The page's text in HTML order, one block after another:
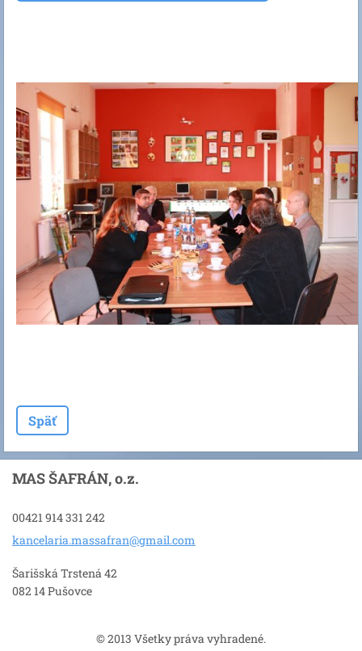
Späť
MAS ŠAFRÁN, o.z.
00421 914 331 242
kancelaria.massafran@gmail.com
Šarišská Trstená 42
082 14 Pušovce
© 2013 Všetky práva vyhradené.